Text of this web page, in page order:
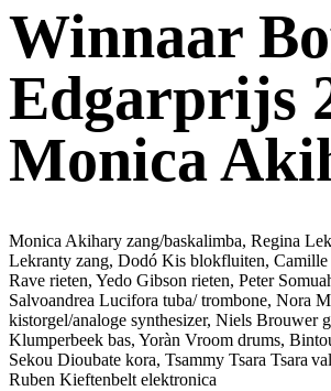
Winnaar
Edgarprijs
Monica
Monica Akihary zang/baskalimba, Regina
Lekranty zang, Dodó Kis blokfluiten, Camille
Rave rieten, Yedo Gibson rieten, Peter
Salvoandrea Lucifora tuba/ trombone, Nora
kistorgel/analoge synthesizer, Niels Brouwer
Klumperbeek bas, Yoràn Vroom drums,
Sekou Dioubate kora, Tsammy Tsara Tsara
Ruben Kieftenbelt elektronica